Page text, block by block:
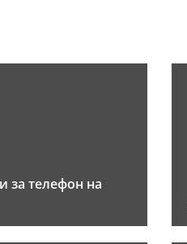
за телефон на